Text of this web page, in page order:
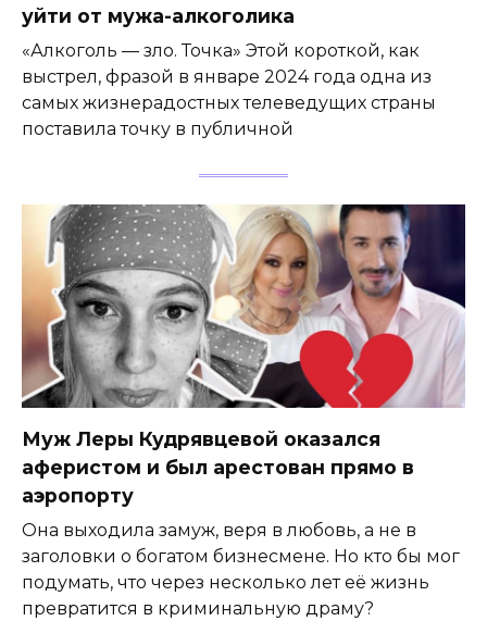
уйти от мужа-алкоголика
«Алкоголь — зло. Точка» Этой короткой, как
выстрел, фразой в январе 2024 года одна из
самых жизнерадостных телеведущих страны
поставила точку в публичной
Муж Леры Кудрявцевой оказался
аферистом и был арестован прямо в
аэропорту
Она выходила замуж, веря в любовь, а не в
заголовки о богатом бизнесмене. Но кто бы мог
подумать, что через несколько лет её жизнь
превратится в криминальную драму?